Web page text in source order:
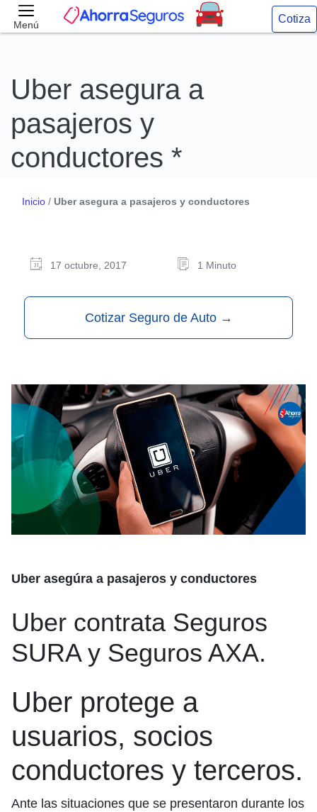
Menú Cotiza
Uber asegura a
pasajeros y
conductores *
Inicio / Uber asegura a pasajeros y conductores
17 octubre, 2017 1 Minuto
Cotizar Seguro de Auto →
Uber asegúra a pasajeros y conductores
Uber contrata Seguros
SURA y Seguros AXA.
Uber protege a
usuarios, socios
conductores y terceros.
Ante las situaciones que se presentaron durante los